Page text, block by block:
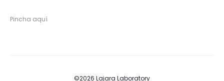
Pincha aquí
©2026 Lajara Laboratory